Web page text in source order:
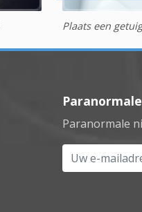
Plaats een
Paranormale
Uw e-mailadres